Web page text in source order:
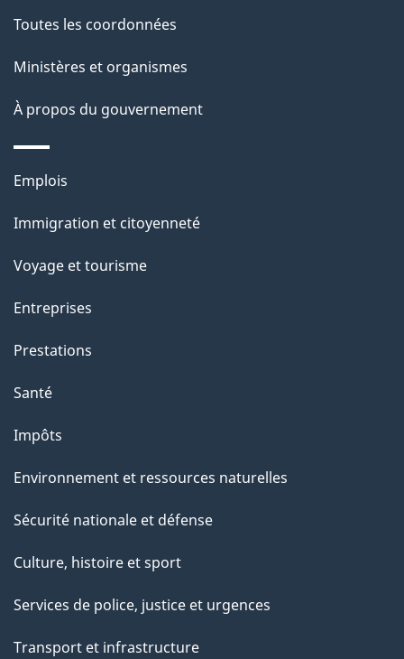
a
l
s
l
a
a
g
"
ce
site
Toutes les coordonnées
Ministères et organismes
À propos du gouvernement
Thèmes
sujets
Emplois
Immigration et citoyenneté
Voyage et tourisme
Entreprises
Prestations
Santé
Impôts
Environnement et ressources naturelles
Sécurité nationale et défense
Culture, histoire et sport
Services de police, justice et urgences
Transport et infrastructure